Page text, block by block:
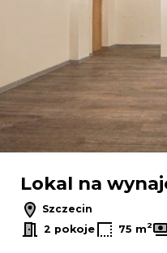
Lokal na
Szczecin
2 pokoje
75 m2